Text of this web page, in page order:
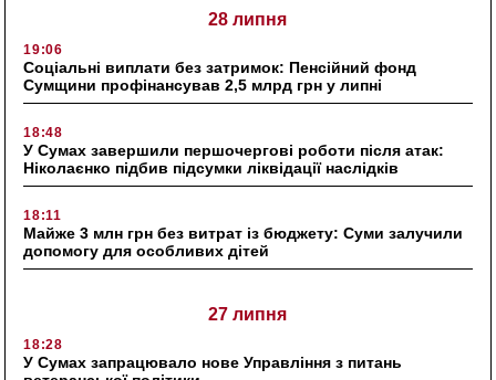
28 липня
19:06
Соціальні виплати без затримок: Пенсійний фонд
Сумщини профінансував 2,5 млрд грн у липні
18:48
У Сумах завершили першочергові роботи після атак:
Ніколаєнко підбив підсумки ліквідації наслідків
18:11
Майже 3 млн грн без витрат із бюджету: Суми залучили
допомогу для особливих дітей
27 липня
18:28
У Сумах запрацювало нове Управління з питань